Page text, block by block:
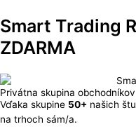
Smart Trading
ZDARMA
Privátna skupina obchodníkov
Vďaka skupine 50+ našich
na trhoch sám/a.